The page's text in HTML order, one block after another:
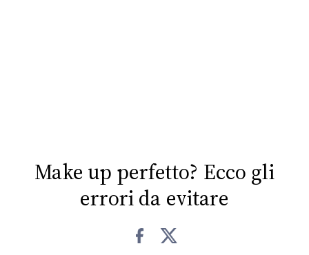
Make up perfetto? Ecco gli
errori da evitare